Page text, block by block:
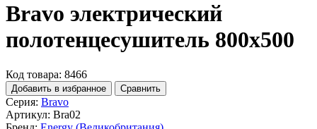
Bravo электрический
полотенцесушитель 800x500
Код товара: 8466
Добавить в избранное Сравнить
Серия: Bravo
Артикул: Bra02